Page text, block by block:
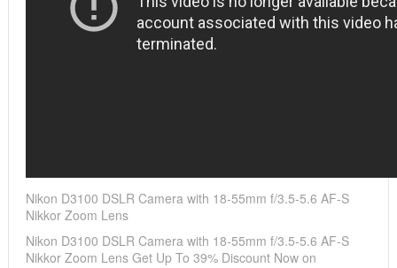
Nikon D3100 DSLR Camera with 18-55mm f/3.5-5.6 AF-S
Nikkor Zoom Lens
Nikon D3100 DSLR Camera with 18-55mm f/3.5-5.6 AF-S
Nikkor Zoom Lens Get Up To 39% Discount Now on